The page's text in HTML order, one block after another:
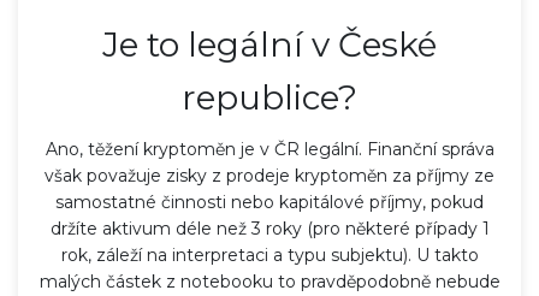
Je to legální v České
republice?
Ano, těžení kryptoměn je v ČR legální. Finanční správa
však považuje zisky z prodeje kryptoměn za příjmy ze
samostatné činnosti nebo kapitálové příjmy, pokud
držíte aktivum déle než 3 roky (pro některé případy 1
rok, záleží na interpretaci a typu subjektu). U takto
malých částek z notebooku to pravděpodobně nebude